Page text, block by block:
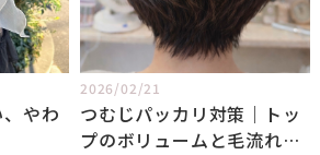
やわ
2026/02/21
つむじパッカリ対策｜トッ
プのボリュームと毛流れ、